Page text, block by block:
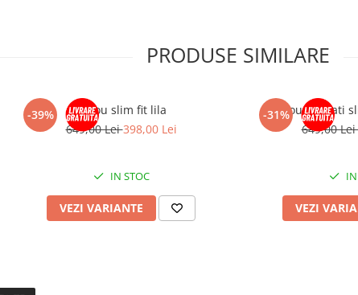
PRODUSE SIMILARE
-39%
Sacou slim fit lila
649,00 Lei398,00 Lei
IN STOC
VEZI VARIANTE
-31%
Sacou barbati
649,00 Lei
VEZI